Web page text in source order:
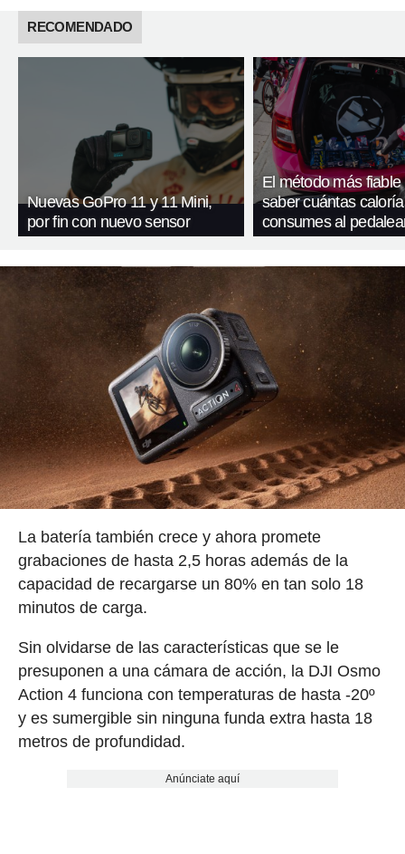
RECOMENDADO
Nuevas GoPro 11 y 11 Mini,
por fin con nuevo sensor
El método más fiable
saber cuántas
consumes al
La batería también crece y ahora promete
grabaciones de hasta 2,5 horas además de la
capacidad de recargarse un 80% en tan solo 18
minutos de carga.
Sin olvidarse de las características que se le
presuponen a una cámara de acción, la DJI Osmo
Action 4 funciona con temperaturas de hasta -20º
y es sumergible sin ninguna funda extra hasta 18
metros de profundidad.
Anúnciate aquí